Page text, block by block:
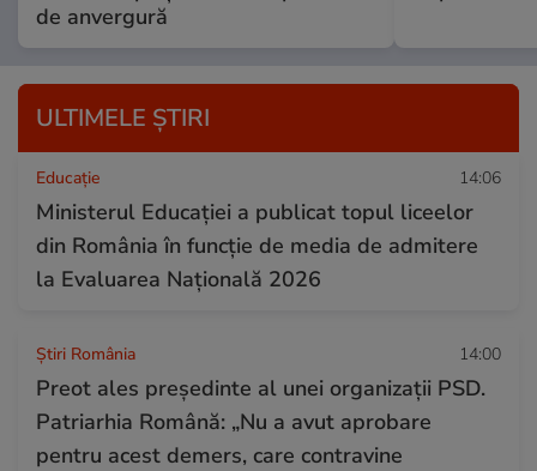
de anvergură
ULTIMELE ȘTIRI
Educație 14:06
Ministerul Educației a publicat topul liceelor
din România în funcție de media de admitere
la Evaluarea Națională 2026
Știri România 14:00
Preot ales președinte al unei organizații PSD.
Patriarhia Română: „Nu a avut aprobare
pentru acest demers, care contravine